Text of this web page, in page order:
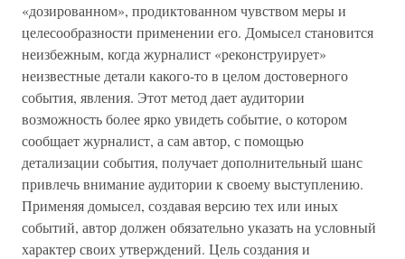
«дозированном», продиктованном чувством меры и
целесообразности применении его. Домысел становится
неизбежным, когда журналист «реконструирует»
неизвестные детали какого-то в целом достоверного
события, явления. Этот метод дает аудитории
возможность более ярко увидеть событие, о котором
сообщает журналист, а сам автор, с помощью
детализации события, получает дополнительный шанс
привлечь внимание аудитории к своему выступлению.
Применяя домысел, создавая версию тех или иных
событий, автор должен обязательно указать на условный
характер своих утверждений. Цель создания и